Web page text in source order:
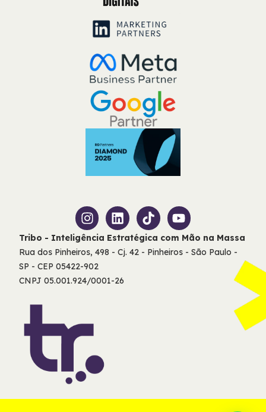
Tribo - Inteligência Estratégica com Mão na Massa
Rua dos Pinheiros, 498 - Cj. 42 - Pinheiros - São Paulo -
SP - CEP 05422-902
CNPJ 05.001.924/0001-26